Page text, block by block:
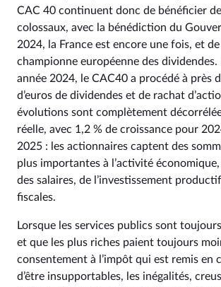
CAC 40 continuent donc de bénéficier
colossaux, avec la bénédiction du
2024, la France est encore une fois, et
championne européenne des dividendes.
année 2024, le CAC40 a procédé à près
d’euros de dividendes et de rachat
évolutions sont complètement
réelle, avec 1,2 % de croissance pour
2025 : les actionnaires captent des
plus importantes à l’activité
des salaires, de l’investissement
fiscales.
Lorsque les services publics sont
et que les plus riches paient toujours
consentement à l’impôt qui est remis en
d’être insupportables, les inégalités,